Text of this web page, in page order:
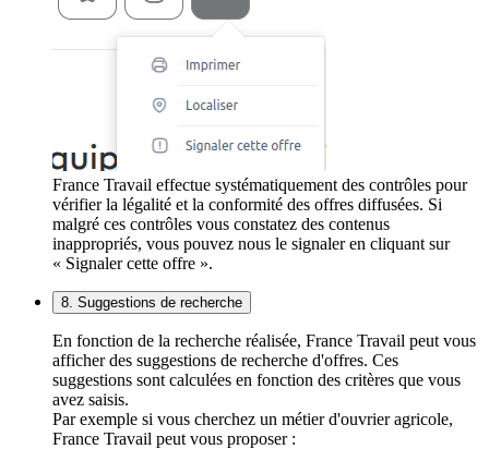
France Travail effectue systématiquement des contrôles pour
vérifier la légalité et la conformité des offres diffusées. Si
malgré ces contrôles vous constatez des contenus
inappropriés, vous pouvez nous le signaler en cliquant sur
« Signaler cette offre ».
8. Suggestions de recherche
En fonction de la recherche réalisée, France Travail peut vous
afficher des suggestions de recherche d'offres. Ces
suggestions sont calculées en fonction des critères que vous
avez saisis.
Par exemple si vous cherchez un métier d'ouvrier agricole,
France Travail peut vous proposer :